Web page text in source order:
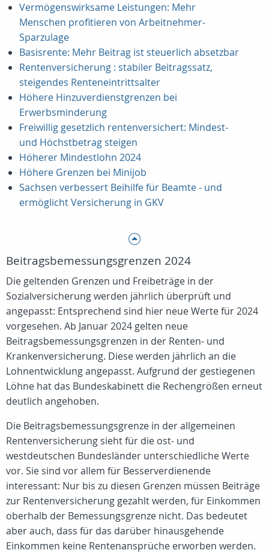
Vermögenswirksame Leistungen: Mehr
Menschen profitieren von Arbeitnehmer-
Sparzulage
Basisrente: Mehr Beitrag ist steuerlich absetzbar
Rentenversicherung : stabiler Beitragssatz,
steigendes Renteneintrittsalter
Höhere Hinzuverdienstgrenzen bei
Erwerbsminderung
Freiwillig gesetzlich rentenversichert: Mindest-
und Höchstbetrag steigen
Höherer Mindestlohn 2024
Höhere Grenzen bei Minijob
Sachsen verbessert Beihilfe für Beamte - und
ermöglicht Versicherung in GKV
Beitragsbemessungsgrenzen 2024
Die geltenden Grenzen und Freibeträge in der
Sozialversicherung werden jährlich überprüft und
angepasst: Entsprechend sind hier neue Werte für 2024
vorgesehen. Ab Januar 2024 gelten neue
Beitragsbemessungsgrenzen in der Renten- und
Krankenversicherung. Diese werden jährlich an die
Lohnentwicklung angepasst. Aufgrund der gestiegenen
Löhne hat das Bundeskabinett die Rechengrößen erneut
deutlich angehoben.
Die Beitragsbemessungsgrenze in der allgemeinen
Rentenversicherung sieht für die ost- und
westdeutschen Bundesländer unterschiedliche Werte
vor. Sie sind vor allem für Besserverdienende
interessant: Nur bis zu diesen Grenzen müssen Beiträge
zur Rentenversicherung gezahlt werden, für Einkommen
oberhalb der Bemessungsgrenze nicht. Das bedeutet
aber auch, dass für das darüber hinausgehende
Einkommen keine Rentenansprüche erworben werden.